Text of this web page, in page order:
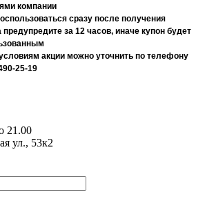
компании
сразу после получения
за 12 часов, иначе купон будет
акции можно уточнить по телефону
25-19
21.00
ул., 53к2